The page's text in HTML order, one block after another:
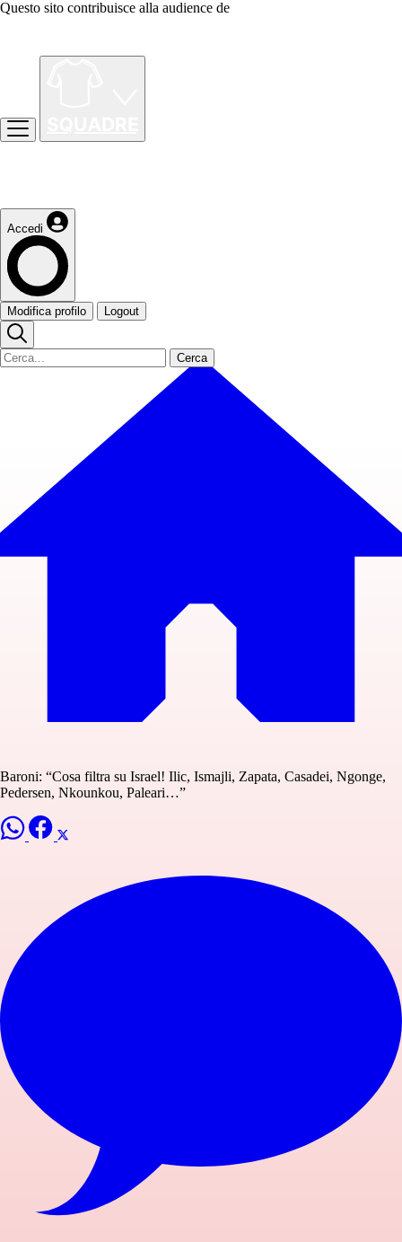
Questo sito contribuisce alla audience de
Accedi
Modifica profilo Logout
Cerca
Baroni: “Cosa filtra su Israel! Ilic, Ismajli, Zapata, Casadei, Ngonge,
Pedersen, Nkounkou, Paleari…”